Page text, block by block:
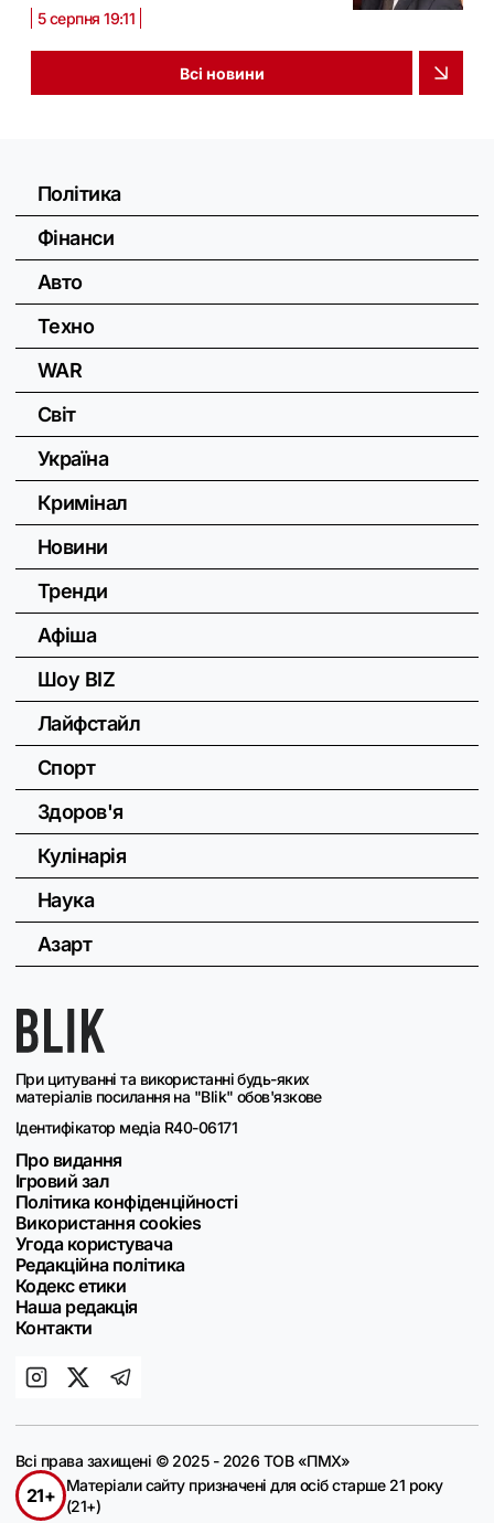
5 серпня 19:11
Всі новини
При цитуванні та використанні будь-яких
матеріалів посилання на "Blik" обов'язкове
Ідентифікатор медіа R40-06171
Про видання
Ігровий зал
Політика конфіденційності
Використання cookies
Угода користувача
Редакційна політика
Кодекс етики
Наша редакція
Контакти
Політика
Фінанси
Авто
Техно
WAR
Світ
Україна
Кримінал
Новини
Тренди
Афіша
Шоу BIZ
Лайфстайл
Спорт
Здоров'я
Кулінарія
Наука
Азарт
Всі права захищені © 2025 - 2026 ТОВ «ПМХ»
21+
Матеріали сайту призначені для осіб старше 21 року
(21+)